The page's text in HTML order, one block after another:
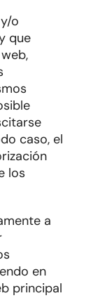
o
que
caso, el
los
a
en
principal